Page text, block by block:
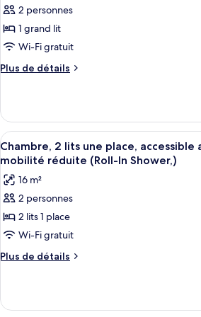
2 personnes
1 grand lit
Wi-Fi gratuit
Plus de détails
Plus
le
type
de
chambre
Queen
Bed,
Bright,
Non-
Smoking
Afficher
toutes
les
photos
pour
ce
type
de
2
2
Chambre, 2 lits une place, accessible
mobilité réduite (Roll-In Shower,)
16 m²
2 personnes
2 lits 1 place
Wi-Fi gratuit
Plus de détails
Plus
le